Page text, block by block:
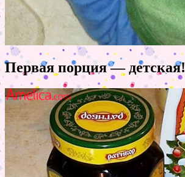
Первая порция — детская!